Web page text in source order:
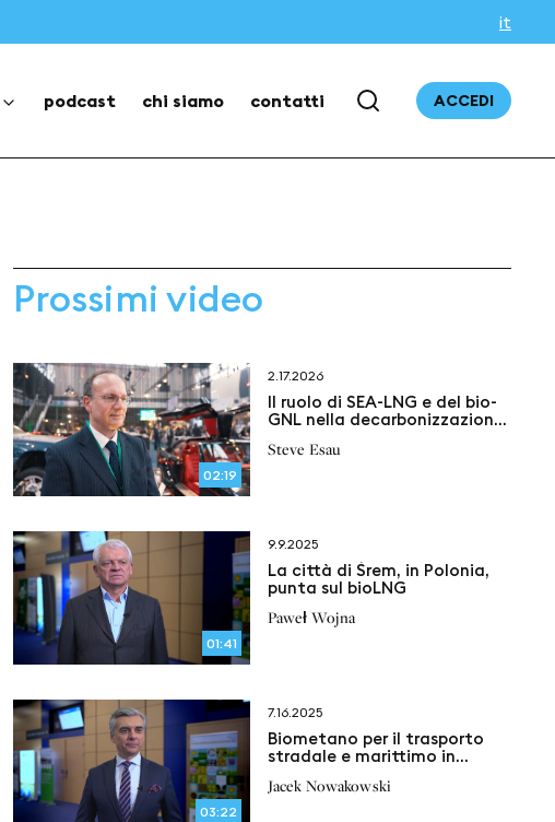
it
podcast chi siamo contatti ACCEDI
Prossimi video
02:19
2.17.2026
Il ruolo di SEA-LNG e del bio-
GNL nella decarbonizzazione
Steve Esau
01:41
9.9.2025
La città di Śrem, in Polonia,
punta sul bioLNG
Paweł Wojna
03:22
7.16.2025
Biometano per il trasporto
stradale e marittimo in
Polish LNG & bioLNG Platform
Jacek Nowakowski